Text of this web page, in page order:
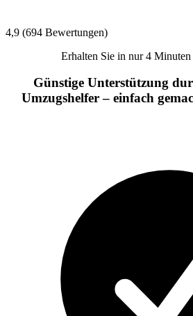
4,9 (694 Bewertungen)
Erhalten Sie in nur 4
Günstige Unterstützung
Umzugshelfer – einfach